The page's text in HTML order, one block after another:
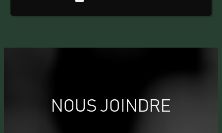
NOUS JOINDRE